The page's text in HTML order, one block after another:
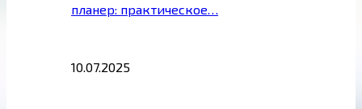
планер: практическое…
10.07.2025